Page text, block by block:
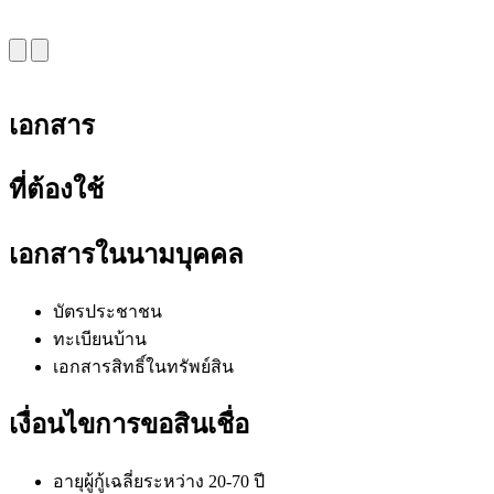
เอกสาร
ที่ต้องใช้
เอกสารในนามบุคคล
บัตรประชาชน
ทะเบียนบ้าน
เอกสารสิทธิ์ในทรัพย์สิน
เงื่อนไขการขอสินเชื่อ
อายุผู้กู้เฉลี่ยระหว่าง 20-70 ปี